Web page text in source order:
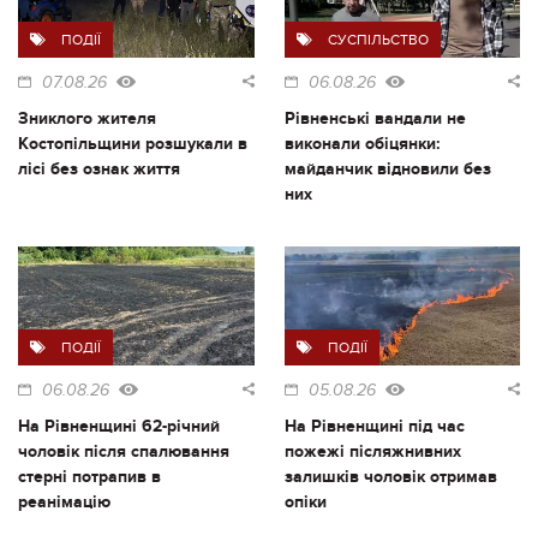
ПОДІЇ
07.08.26
Зниклого жителя
Костопільщини розшукали в
лісі без ознак життя
СУСПІЛЬСТВО
06.08.26
Рівненські вандали не
виконали обіцянки:
майданчик відновили без
них
ПОДІЇ
06.08.26
На Рівненщині 62-річний
чоловік після спалювання
стерні потрапив в
реанімацію
ПОДІЇ
05.08.26
На Рівненщині під час
пожежі післяжнивних
залишків чоловік отримав
опіки